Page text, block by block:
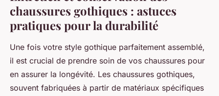
chaussures gothiques : astuces
pratiques pour la durabilité
Une fois votre style gothique parfaitement assemblé,
il est crucial de prendre soin de vos chaussures pour
en assurer la longévité. Les chaussures gothiques,
souvent fabriquées à partir de matériaux spécifiques